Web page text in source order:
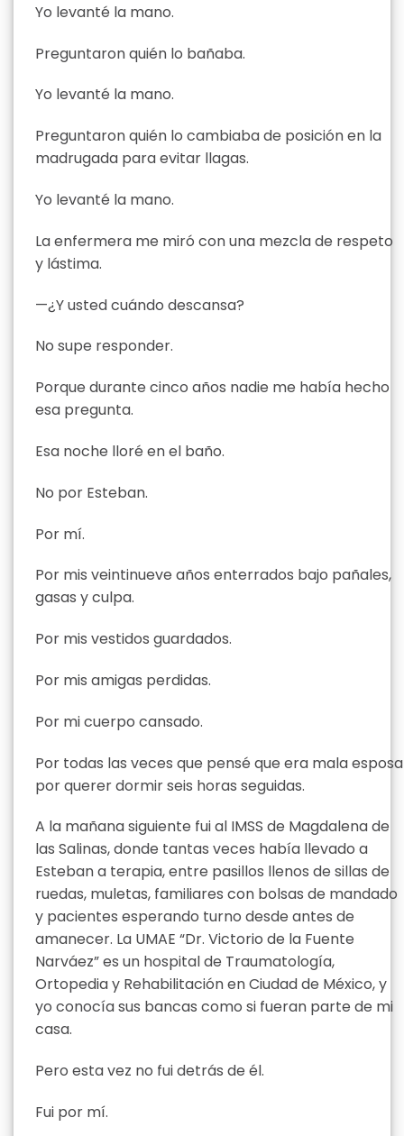
Yo levanté la mano.
Preguntaron quién lo bañaba.
Yo levanté la mano.
Preguntaron quién lo cambiaba de posición en la
madrugada para evitar llagas.
Yo levanté la mano.
La enfermera me miró con una mezcla de respeto
y lástima.
—¿Y usted cuándo descansa?
No supe responder.
Porque durante cinco años nadie me había hecho
esa pregunta.
Esa noche lloré en el baño.
No por Esteban.
Por mí.
Por mis veintinueve años enterrados bajo pañales,
gasas y culpa.
Por mis vestidos guardados.
Por mis amigas perdidas.
Por mi cuerpo cansado.
Por todas las veces que pensé que era mala esposa
por querer dormir seis horas seguidas.
A la mañana siguiente fui al IMSS de Magdalena de
las Salinas, donde tantas veces había llevado a
Esteban a terapia, entre pasillos llenos de sillas de
ruedas, muletas, familiares con bolsas de mandado
y pacientes esperando turno desde antes de
amanecer. La UMAE “Dr. Victorio de la Fuente
Narváez” es un hospital de Traumatología,
Ortopedia y Rehabilitación en Ciudad de México, y
yo conocía sus bancas como si fueran parte de mi
casa.
Pero esta vez no fui detrás de él.
Fui por mí.